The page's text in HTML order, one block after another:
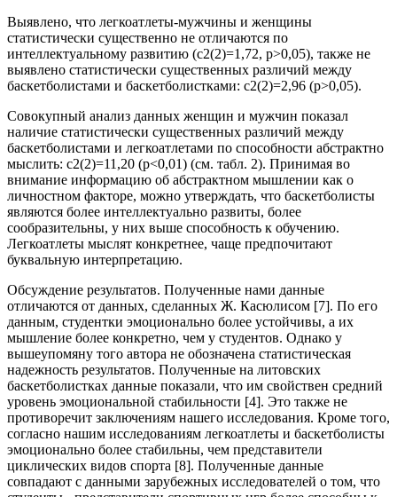
Выявлено, что легкоатлеты-мужчины и женщины
статистически существенно не отличаются по
интеллектуальному развитию (c2(2)=1,72, p>0,05), также не
выявлено статистически существенных различий между
баскетболистами и баскетболистками: c2(2)=2,96 (p>0,05).
Совокупный анализ данных женщин и мужчин показал
наличие статистически существенных различий между
баскетболистами и легкоатлетами по способности абстрактно
мыслить: c2(2)=11,20 (p<0,01) (см. табл. 2). Принимая во
внимание информацию об абстрактном мышлении как о
личностном факторе, можно утверждать, что баскетболисты
являются более интеллектуально развиты, более
сообразительны, у них выше способность к обучению.
Легкоатлеты мыслят конкретнее, чаще предпочитают
буквальную интерпретацию.
Обсуждение результатов. Полученные нами данные
отличаются от данных, сделанных Ж. Касюлисом [7]. По его
данным, студентки эмоционально более устойчивы, а их
мышление более конкретно, чем у студентов. Однако у
вышеупомяну того автора не обозначена статистическая
надежность результатов. Полученные на литовских
баскетболистках данные показали, что им свойствен средний
уровень эмоциональной стабильности [4]. Это также не
противоречит заключениям нашего исследования. Кроме того,
согласно нашим исследованиям легкоатлеты и баскетболисты
эмоционально более стабильны, чем представители
циклических видов спорта [8]. Полученные данные
совпадают с данными зарубежных исследователей о том, что